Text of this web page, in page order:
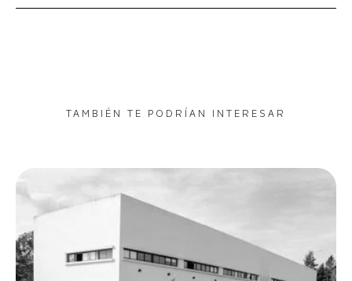
TAMBIÉN TE PODRÍAN INTERESAR